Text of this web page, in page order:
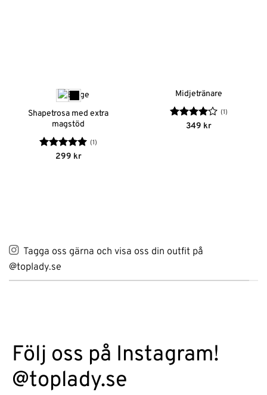
Shapetrosa med extra
magstöd
Betygsatt5
(1)
299 kr
Midjetränare
Betygsatt
(1)
349 kr
Tagga oss gärna och visa oss din outfit på
@toplady.se
Följ oss på Instagram!
@toplady.se